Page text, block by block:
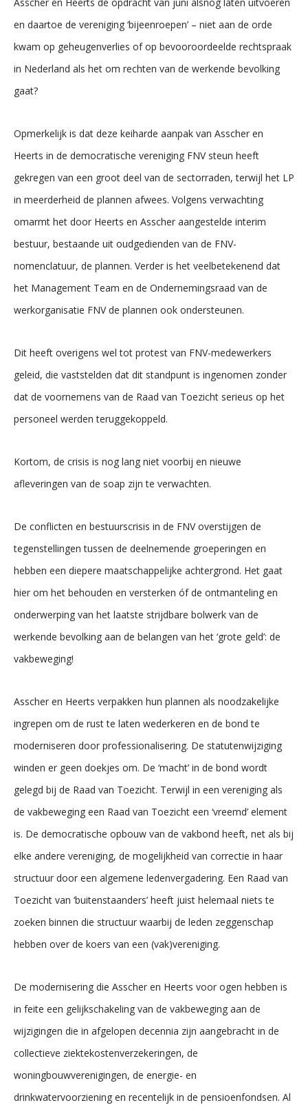
en daartoe de vereniging ‘bijeenroepen’ – niet aan de orde
kwam op geheugenverlies of op bevooroordeelde rechtspraak
in Nederland als het om rechten van de werkende bevolking
gaat?
Opmerkelijk is dat deze keiharde aanpak van Asscher en
Heerts in de democratische vereniging FNV steun heeft
gekregen van een groot deel van de sectorraden, terwijl het LP
in meerderheid de plannen afwees. Volgens verwachting
omarmt het door Heerts en Asscher aangestelde interim
bestuur, bestaande uit oudgedienden van de FNV-
nomenclatuur, de plannen. Verder is het veelbetekenend dat
het Management Team en de Ondernemingsraad van de
werkorganisatie FNV de plannen ook ondersteunen.
Dit heeft overigens wel tot protest van FNV-medewerkers
geleid, die vaststelden dat dit standpunt is ingenomen zonder
dat de voornemens van de Raad van Toezicht serieus op het
personeel werden teruggekoppeld.
Kortom, de crisis is nog lang niet voorbij en nieuwe
afleveringen van de soap zijn te verwachten.
De conflicten en bestuurscrisis in de FNV overstijgen de
tegenstellingen tussen de deelnemende groeperingen en
hebben een diepere maatschappelijke achtergrond. Het gaat
hier om het behouden en versterken óf de ontmanteling en
onderwerping van het laatste strijdbare bolwerk van de
werkende bevolking aan de belangen van het ‘grote geld’: de
vakbeweging!
Asscher en Heerts verpakken hun plannen als noodzakelijke
ingrepen om de rust te laten wederkeren en de bond te
moderniseren door professionalisering. De statutenwijziging
winden er geen doekjes om. De ‘macht’ in de bond wordt
gelegd bij de Raad van Toezicht. Terwijl in een vereniging als
de vakbeweging een Raad van Toezicht een ‘vreemd’ element
is. De democratische opbouw van de vakbond heeft, net als bij
elke andere vereniging, de mogelijkheid van correctie in haar
structuur door een algemene ledenvergadering. Een Raad van
Toezicht van ‘buitenstaanders’ heeft juist helemaal niets te
zoeken binnen die structuur waarbij de leden zeggenschap
hebben over de koers van een (vak)vereniging.
De modernisering die Asscher en Heerts voor ogen hebben is
in feite een gelijkschakeling van de vakbeweging aan de
wijzigingen die in afgelopen decennia zijn aangebracht in de
collectieve ziektekostenverzekeringen, de
woningbouwverenigingen, de energie- en
drinkwatervoorziening en recentelijk in de pensioenfondsen. Al